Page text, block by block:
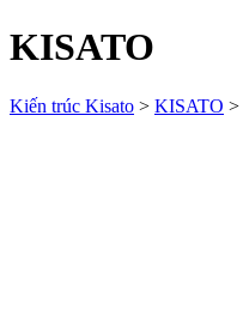
KISATO
Kiến trúc Kisato > KISATO >